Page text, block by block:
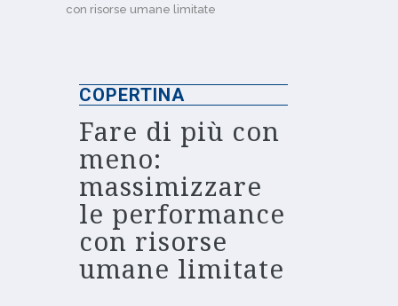
con risorse umane limitate
COPERTINA
Fare di più con
meno:
massimizzare
le performance
con risorse
umane limitate